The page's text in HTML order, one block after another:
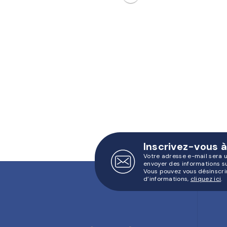
Inscrivez-vous
Votre adresse e-mail sera
envoyer des informations
Vous pouvez vous
d’informations, cliquez ici.